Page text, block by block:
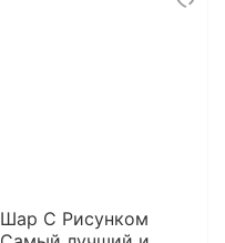
Шар С Рисунком